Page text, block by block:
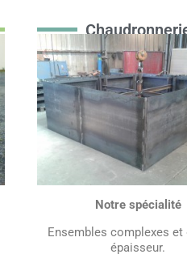
Notre spécialité
Ensembles complexes et
épaisseur.